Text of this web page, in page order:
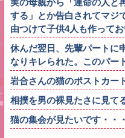
実の母親から「運命の人と
する」とか告白されてマジ
由つけて子供4人も作って
休んだ翌日、先輩パートに
なりキレられた。このパー
岩合さんの猫のポストカー
相撲を男の裸見たさに見て
猫の集会が見たいです・・